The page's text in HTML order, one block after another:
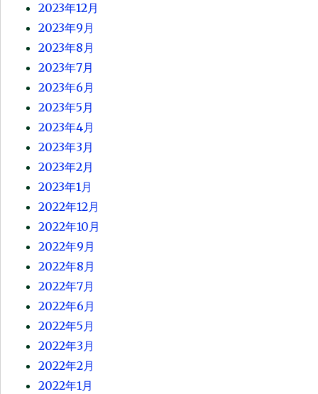
2023年12月
2023年9月
2023年8月
2023年7月
2023年6月
2023年5月
2023年4月
2023年3月
2023年2月
2023年1月
2022年12月
2022年10月
2022年9月
2022年8月
2022年7月
2022年6月
2022年5月
2022年3月
2022年2月
2022年1月